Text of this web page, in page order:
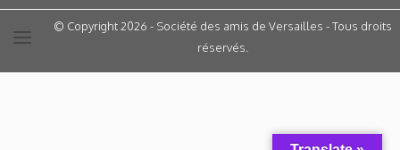
© Copyright 2026 - Société des amis de Versailles - Tous droits
réservés.